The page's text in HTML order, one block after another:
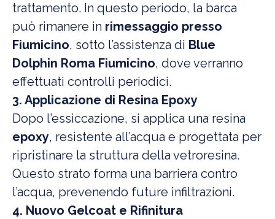
trattamento. In questo periodo, la barca
può rimanere in rimessaggio presso
Fiumicino, sotto l’assistenza di Blue
Dolphin Roma Fiumicino, dove verranno
effettuati controlli periodici.
3. Applicazione di Resina Epoxy
Dopo l’essiccazione, si applica una resina
epoxy, resistente all’acqua e progettata per
ripristinare la struttura della vetroresina.
Questo strato forma una barriera contro
l’acqua, prevenendo future infiltrazioni.
4. Nuovo Gelcoat e Rifinitura